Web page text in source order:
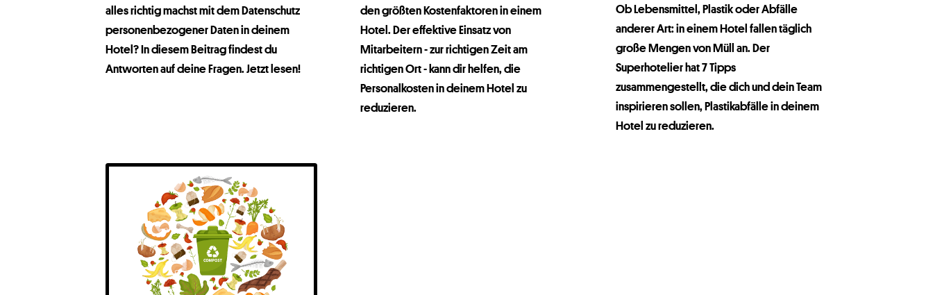
alles richtig machst mit dem Datenschutz
personenbezogener Daten in deinem
Hotel? In diesem Beitrag findest du
Antworten auf deine Fragen. Jetzt lesen!
den größten Kostenfaktoren in einem
Hotel. Der effektive Einsatz von
Mitarbeitern - zur richtigen Zeit am
richtigen Ort - kann dir helfen, die
Personalkosten in deinem Hotel zu
reduzieren.
Ob Lebensmittel, Plastik oder Abfälle
anderer Art: in einem Hotel fallen täglich
große Mengen von Müll an. Der
Superhotelier hat 7 Tipps
zusammengestellt, die dich und dein Team
inspirieren sollen, Plastikabfälle in deinem
Hotel zu reduzieren.